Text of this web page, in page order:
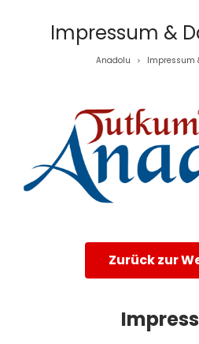
Impressum &
Anadolu > Impressum
Zurück zur